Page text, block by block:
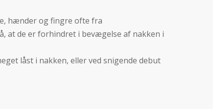
hænder og fingre ofte fra
at de er forhindret i bevægelse af nakken i
låst i nakken, eller ved snigende debut